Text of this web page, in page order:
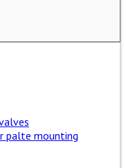
palte mounting